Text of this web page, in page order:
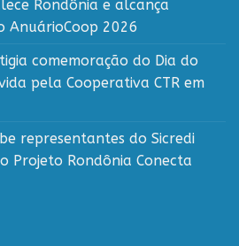
Rondônia e alcança
AnuárioCoop 2026
comemoração do Dia do
pela Cooperativa CTR em
representantes do Sicredi
Projeto Rondônia Conecta